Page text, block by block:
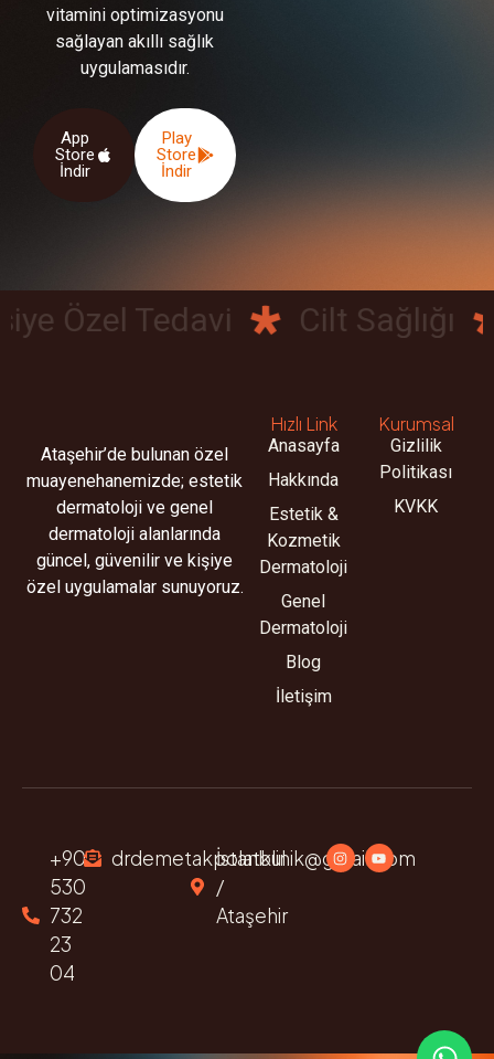
vitamini optimizasyonu
sağlayan akıllı sağlık
uygulamasıdır.
App
Store
İndir
Play
Store
İndir
Özel Tedavi Cilt Sağlığı
Ataşehir’de bulunan özel
muayenehanemizde; estetik
dermatoloji ve genel
dermatoloji alanlarında
güncel, güvenilir ve kişiye
özel uygulamalar sunuyoruz.
Hızlı Link
Anasayfa
Hakkında
Estetik &
Kozmetik
Dermatoloji
Genel
Dermatoloji
Blog
İletişim
Kurumsal
Gizlilik
Politikası
KVKK
+90
530
732
23
04
drdemetakpolatklinik@gmail.com
İstanbul
/
Ataşehir